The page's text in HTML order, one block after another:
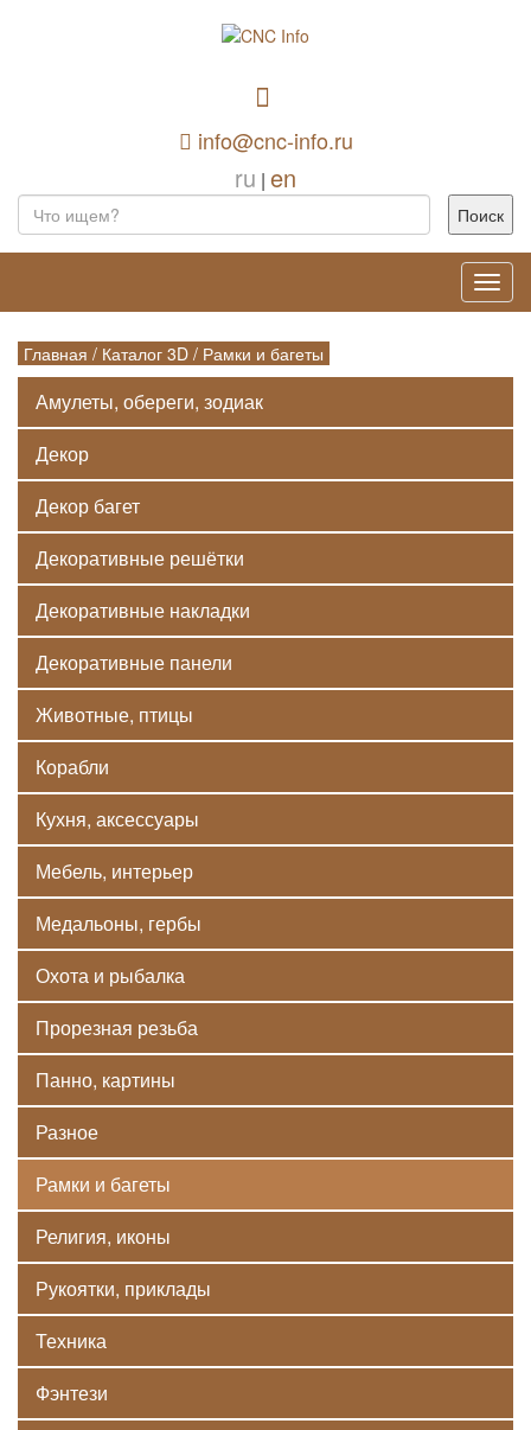
info@cnc-info.ru
ru | en
Главная / Каталог 3D / Рамки и багеты
Амулеты, обереги, зодиак
Декор
Декор багет
Декоративные решётки
Декоративные накладки
Декоративные панели
Животные, птицы
Корабли
Кухня, аксессуары
Мебель, интерьер
Медальоны, гербы
Охота и рыбалка
Прорезная резьба
Панно, картины
Разное
Рамки и багеты
Религия, иконы
Рукоятки, приклады
Техника
Фэнтези